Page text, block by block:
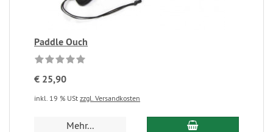
Paddle Ouch
€ 25,90
inkl. 19 % USt zzgl. Versandkosten
Mehr...